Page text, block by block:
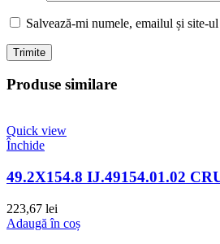
Salvează-mi numele, emailul și site-
Produse similare
Quick view
Închide
49.2X154.8 IJ.49154.01.02
223,67 lei
Adaugă în coș